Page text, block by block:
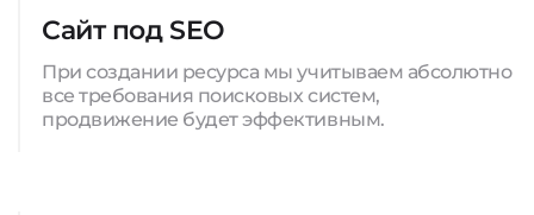
Сайт под SEO
При создании ресурса мы учитываем абсолютно
все требования поисковых систем,
продвижение будет эффективным.